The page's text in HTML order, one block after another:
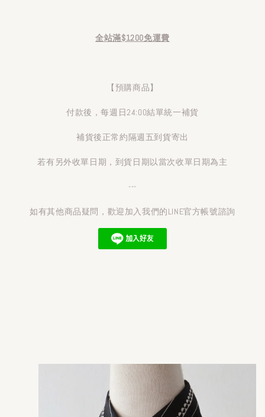
全站滿$1200免運費
【預購商品】
付款後，每週日24:00結單統一補貨
補貨後正常約隔週五到貨寄出
若有另外收單日期，到貨日期以當次收單日期為主
---
如有其他商品疑問，歡迎加入我們的LINE官方帳號諮詢